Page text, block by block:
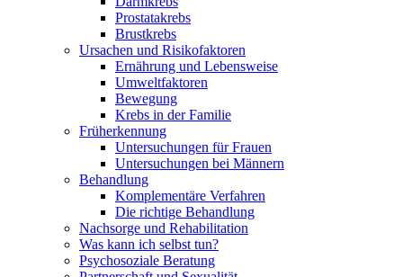
Prostatakrebs
Brustkrebs
Ursachen und Risikofaktoren
Ernährung und Lebensweise
Umweltfaktoren
Bewegung
Krebs in der Familie
Früherkennung
Untersuchungen für Frauen
Untersuchungen bei Männern
Behandlung
Komplementäre Verfahren
Die richtige Behandlung
Nachsorge und Rehabilitation
Was kann ich selbst tun?
Psychosoziale Beratung